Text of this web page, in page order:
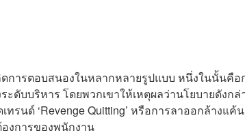
การตอบสนองในหลากหลายรูปแบบ หนึ่งในนั้นคือ
ดับบริหาร โดยพวกเขาให้เหตุผลว่านโยบายดังกล่
นด์ ‘Revenge Quitting’ หรือการลาออกล้างแค้
งการของพนักงาน